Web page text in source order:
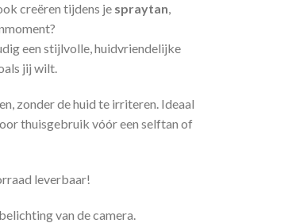
creëren tijdens je spraytan,
een stijlvolle, huidvriendelijke
jij wilt.
zonder de huid te irriteren. Ideaal
thuisgebruik vóór een selftan of
leverbaar!
van de camera.